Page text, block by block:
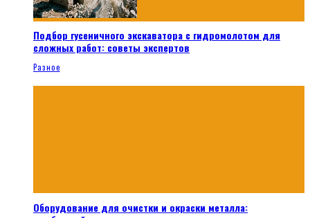
Подбор гусеничного экскаватора с гидромолотом для
сложных работ: советы экспертов
Разное
Оборудование для очистки и окраски металла: